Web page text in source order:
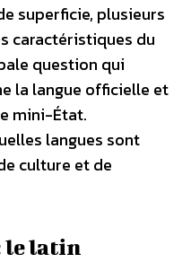
superficie, plusieurs
caractéristiques du
question qui
la langue officielle et
mini-État.
langues sont
culture et de
le latin